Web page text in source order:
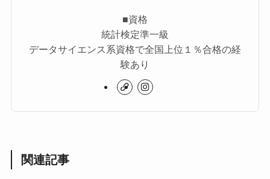
■資格
統計検定準一級
データサイエンス系資格で全国上位１％合格の経
験あり
関連記事